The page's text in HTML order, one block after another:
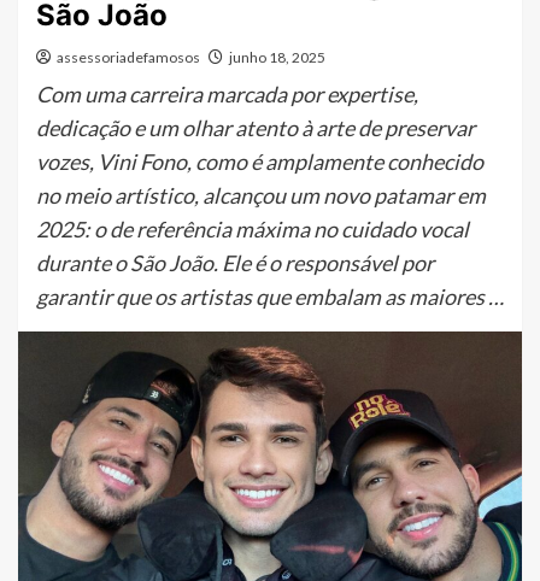
São João
assessoriadefamosos junho 18, 2025
Com uma carreira marcada por expertise,
dedicação e um olhar atento à arte de preservar
vozes, Vini Fono, como é amplamente conhecido
no meio artístico, alcançou um novo patamar em
2025: o de referência máxima no cuidado vocal
durante o São João. Ele é o responsável por
garantir que os artistas que embalam as maiores …